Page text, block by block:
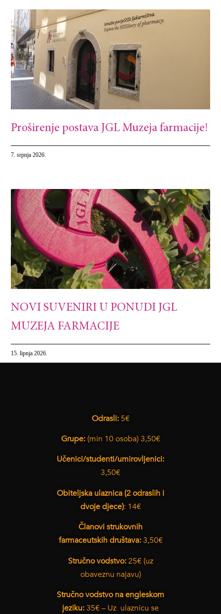
Proširenje postava JGL Muzeja farmacije!
7. srpnja 2026.
NOVI SUVENIRI U PONUDI JGL
MUZEJA FARMACIJE
15. lipnja 2026.
Odrasli:5€
Grupe:(min 10 osoba) 3,50€
Učenici/studenti/umirovljenici:
3,50€
Obiteljska ulaznica (2 odraslih i
dvoje djece): 14€
Članovi strukovnih
farmaceutskih društava:3,50€
Stručno vodstvo:25€ (uz
obaveznu najavu)
Stručno vodstvo na engleskom
jeziku:35€ – Uz ulaznicu se